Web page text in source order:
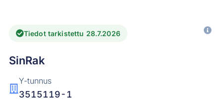
Tiedot tarkistettu 28.7.2026
SinRak
Y-tunnus
3515119-1